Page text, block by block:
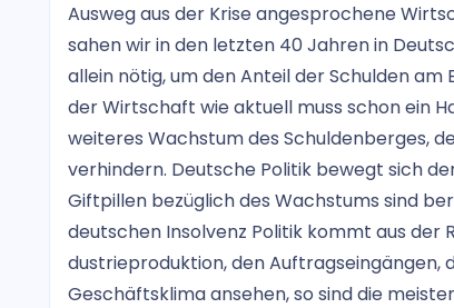
Ausweg aus der Krise angesprochene
sahen wir in den letzten 40 Jahren in
allein nötig, um den Anteil der Schulden
der Wirtschaft wie aktuell muss schon ein
weiteres Wachstum des Schuldenberges,
verhindern. Deutsche Politik bewegt sich
Giftpillen bezüglich des Wachstums sind
deutschen Insolvenz Politik kommt aus der
dustrieproduktion, den
Geschäftsklima ansehen, so sind die